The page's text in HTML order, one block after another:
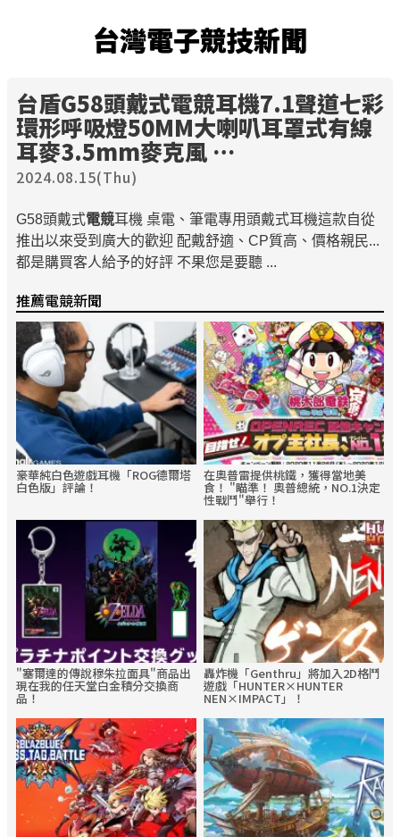
台灣電子競技新聞
台盾G58頭戴式電競耳機7.1聲道七彩
環形呼吸燈50MM大喇叭耳罩式有線
耳麥3.5mm麥克風 …
2024.08.15(Thu)
G58頭戴式電競耳機 桌電、筆電專用頭戴式耳機這款自從
推出以來受到廣大的歡迎 配戴舒適、CP質高、價格親民...
都是購買客人給予的好評 不果您是要聽 ...
推薦電競新聞
豪華純白色遊戲耳機「ROG德爾塔
白色版」評論！
在奧普雷提供桃鐵，獲得當地美
食！ "瞄準！ 奧普總統，NO.1決定
性戰鬥"舉行！
"塞爾達的傳說穆朱拉面具"商品出
現在我的任天堂白金積分交換商
品！
轟炸機「Genthru」將加入2D格鬥
遊戲「HUNTER×HUNTER
NEN×IMPACT」！